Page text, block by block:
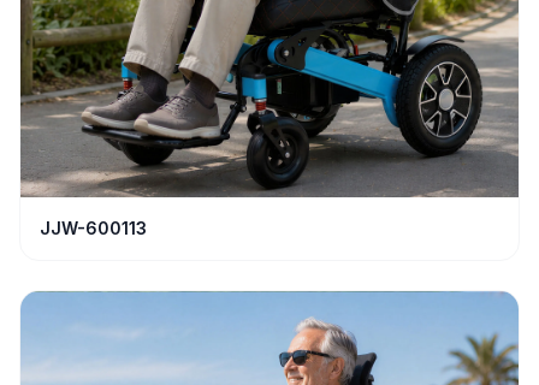
JJW-600113